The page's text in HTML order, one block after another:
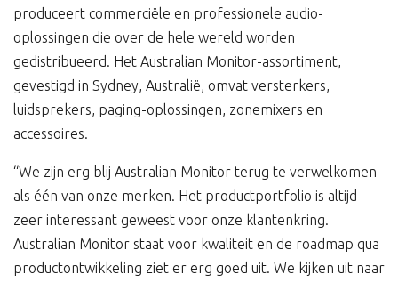
produceert commerciële en professionele audio-
oplossingen die over de hele wereld worden
gedistribueerd. Het Australian Monitor-assortiment,
gevestigd in Sydney, Australië, omvat versterkers,
luidsprekers, paging-oplossingen, zonemixers en
accessoires.
“We zijn erg blij Australian Monitor terug te verwelkomen
als één van onze merken. Het productportfolio is altijd
zeer interessant geweest voor onze klantenkring.
Australian Monitor staat voor kwaliteit en de roadmap qua
productontwikkeling ziet er erg goed uit. We kijken uit naar